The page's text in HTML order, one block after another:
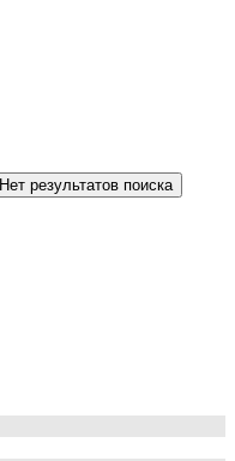
Нет результатов поиска